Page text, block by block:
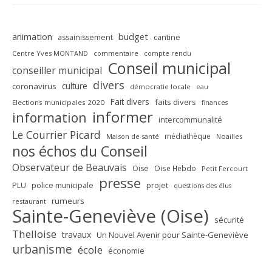
animation assainissement budget cantine
Centre Yves MONTAND commentaire compte rendu
conseiller municipal Conseil municipal
coronavirus culture divers démocratie locale eau
Elections municipales 2020 Fait divers faits divers finances
information informer intercommunalité
Le Courrier Picard Maison de santé médiathèque Noailles
nos échos du Conseil
Observateur de Beauvais Oise Oise Hebdo Petit Fercourt
PLU police municipale presse projet questions des élus
restaurant rumeurs
Sainte-Geneviève (Oise) sécurité
Thelloise travaux Un Nouvel Avenir pour Sainte-Geneviève
urbanisme école économie